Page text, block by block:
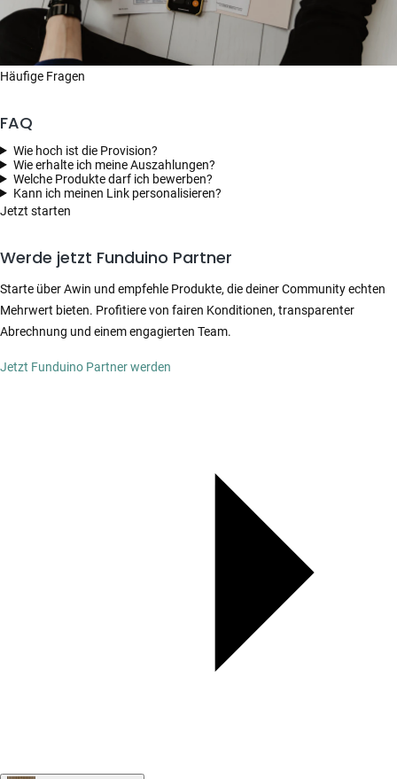
Häufige Fragen
FAQ
Wie hoch ist die Provision?
Wie erhalte ich meine Auszahlungen?
Welche Produkte darf ich bewerben?
Kann ich meinen Link personalisieren?
Jetzt starten
Werde jetzt Funduino Partner
Starte über Awin und empfehle Produkte, die deiner Community echten
Mehrwert bieten. Profitiere von fairen Konditionen, transparenter
Abrechnung und einem engagierten Team.
Jetzt Funduino Partner werden